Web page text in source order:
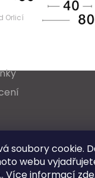
soubory cookie.
webu
Více informací zde.
Orlicí
svítidel:
Nordlux Oja
Explore Nordlux